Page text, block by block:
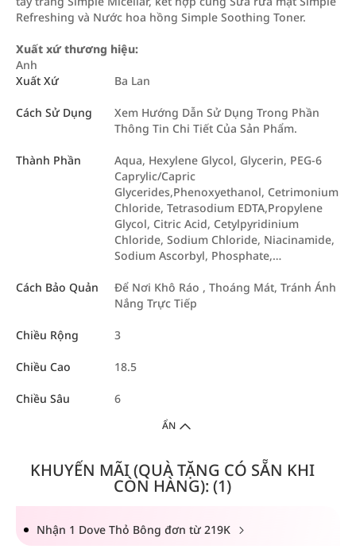
Refreshing và Nước hoa hồng Simple Soothing Toner.
Xuất xứ thương hiệu:
Anh
Xuất Xứ
Ba Lan
Cách Sử Dụng
Xem Hướng Dẫn Sử Dụng Trong Phần
Thông Tin Chi Tiết Của Sản Phẩm.
Thành Phần
Aqua, Hexylene Glycol, Glycerin, PEG-6
Caprylic/Capric
Glycerides,Phenoxyethanol, Cetrimonium
Chloride, Tetrasodium EDTA,Propylene
Glycol, Citric Acid, Cetylpyridinium
Chloride, Sodium Chloride, Niacinamide,
Sodium Ascorbyl, Phosphate,…
Cách Bảo Quản
Để Nơi Khô Ráo , Thoáng Mát, Tránh Ánh
Nắng Trực Tiếp
Chiều Rộng 3
Chiều Cao 18.5
Chiều Sâu 6
ẨN
KHUYẾN MÃI (QUÀ TẶNG CÓ SẴN KHI
CÒN HÀNG): (1)
Nhận 1 Dove Thỏ Bông đơn từ 219K